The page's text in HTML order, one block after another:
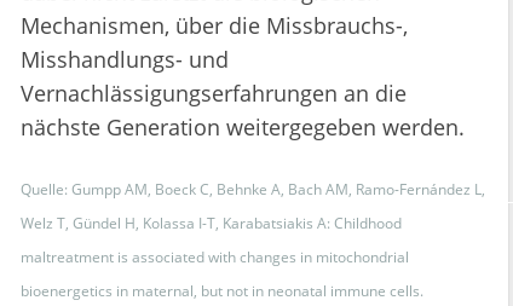
Mechanismen, über die Missbrauchs-,
Misshandlungs- und
Vernachlässigungserfahrungen an die
nächste Generation weitergegeben werden.
Quelle: Gumpp AM, Boeck C, Behnke A, Bach AM, Ramo-Fernández L,
Welz T, Gündel H, Kolassa I-T, Karabatsiakis A: Childhood
maltreatment is associated with changes in mitochondrial
bioenergetics in maternal, but not in neonatal immune cells.